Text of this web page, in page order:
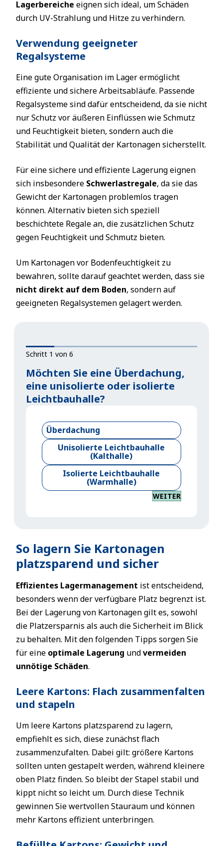
Lagerbereiche eignen sich ideal, um Schäden
durch UV-Strahlung und Hitze zu verhindern.
Verwendung geeigneter
Regalsysteme
Eine gute Organisation im Lager ermöglicht
effiziente und sichere Arbeitsabläufe. Passende
Regalsysteme sind dafür entscheidend, da sie nicht
nur Schutz vor äußeren Einflüssen wie Schmutz
und Feuchtigkeit bieten, sondern auch die
Stabilität und Qualität der Kartonagen sicherstellt.
Für eine sichere und effiziente Lagerung eignen
sich insbesondere Schwerlastregale, da sie das
Gewicht der Kartonagen problemlos tragen
können. Alternativ bieten sich speziell
beschichtete Regale an, die zusätzlichen Schutz
gegen Feuchtigkeit und Schmutz bieten.
Um Kartonagen vor Bodenfeuchtigkeit zu
bewahren, sollte darauf geachtet werden, dass sie
nicht direkt auf dem Boden, sondern auf
geeigneten Regalsystemen gelagert werden.
Schritt 1 von 6
Möchten Sie eine Überdachung,
eine unisolierte oder isolierte
Leichtbauhalle?
Überdachung
Unisolierte Leichtbauhalle
(Kalthalle)
Isolierte Leichtbauhalle
(Warmhalle)
WEITER
So lagern Sie Kartonagen
platzsparend und sicher
Effizientes Lagermanagement ist entscheidend,
besonders wenn der verfügbare Platz begrenzt ist.
Bei der Lagerung von Kartonagen gilt es, sowohl
die Platzersparnis als auch die Sicherheit im Blick
zu behalten. Mit den folgenden Tipps sorgen Sie
für eine optimale Lagerung undvermeiden
unnötige Schäden.
Leere Kartons: Flach zusammenfalten
und stapeln
Um leere Kartons platzsparend zu lagern,
empfiehlt es sich, diese zunächst flach
zusammenzufalten. Dabei gilt: größere Kartons
sollten unten gestapelt werden, während kleinere
oben Platz finden. So bleibt der Stapel stabil und
kippt nicht so leicht um. Durch diese Technik
gewinnen Sie wertvollen Stauraum und können
mehr Kartons effizient unterbringen.